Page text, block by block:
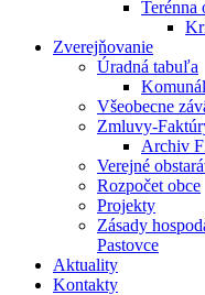
Terénna
Zverejňovanie
Úradná tabuľa
Všeobecne
Zmluvy-
Archiv
Verejné
Rozpočet obce
Projekty
Zásady
Pastovce
Aktuality
Kontakty